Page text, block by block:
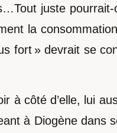
juste
la
fort » devrait se
à côté d’elle, lui
à Diogène dans